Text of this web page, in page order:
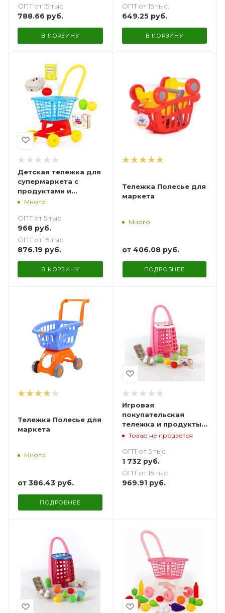
ОПТ от 15 тыс.
788.66 руб.
В КОРЗИНУ
ОПТ от 15 тыс.
649.25руб.
В КОРЗИНУ
Детская тележка для
супермаркета с
продуктами и
яичками
Много
ОПТ от 5 тыс.
968 руб.
ОПТ от 15 тыс.
876.19 руб.
В КОРЗИНУ
Тележка Полесье для
маркета
Много
от 406.08 руб.
ПОДРОБНЕЕ
Тележка Полесье для
маркета
Много
от 386.43 руб.
ПОДРОБНЕЕ
Игровая
покупательская
тележка и продукты
10 шт.
Товар не продается
ОПТ от 5 тыс.
1 732 руб.
ОПТ от 15 тыс.
969.91руб.